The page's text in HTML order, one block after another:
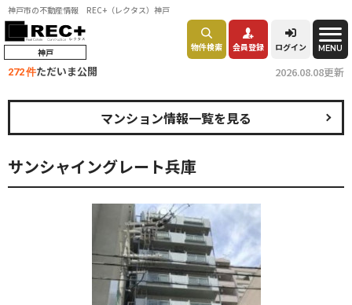
神戸市の不動産情報 REC+（レクタス）神戸
神戸 物件検索 会員登録 ログイン MENU
272 件ただいま公開 2026.08.08更新
サンシャイングレート兵庫
マンション情報一覧を見る